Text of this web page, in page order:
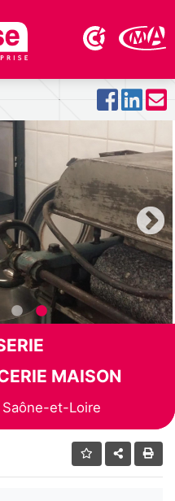
MAISON
et-Loire